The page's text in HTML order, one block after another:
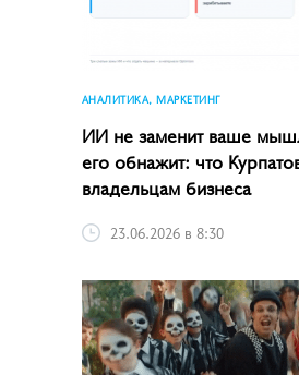
АНАЛИТИКА, МАРКЕТИНГ
ИИ не заменит ваше
его обнажит: что
владельцам бизнеса
23.06.2026 в 8:30